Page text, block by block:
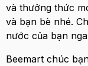
và thưởng thức
và bạn bè nhé.
nước của bạn
Beemart chúc